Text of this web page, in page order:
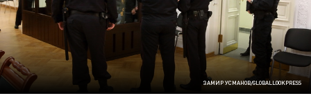
ЗАМИР УСМАНОВ/GLOBALLOOKPRESS